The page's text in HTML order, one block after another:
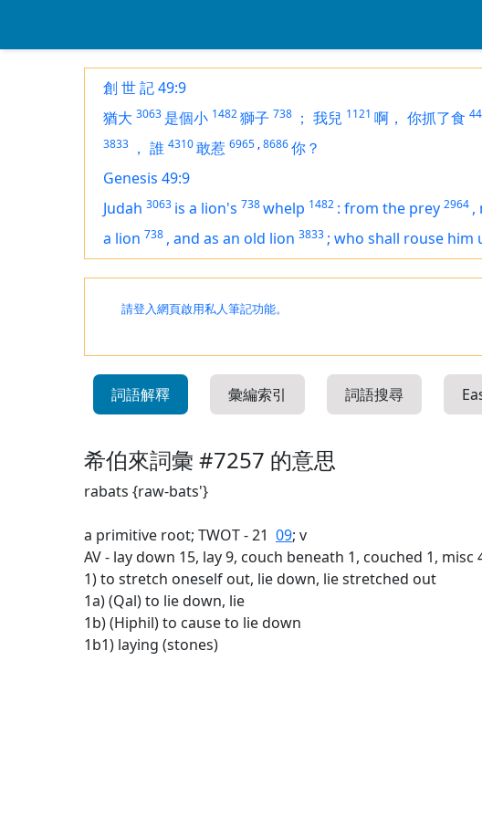
創 世 記 49:9
猶大 3063 是個小 1482獅子 738 ； 我兒 1121 啊， 你抓了食
3833 ， 誰 4310敢惹 6965 ,8686你？
Genesis 49:9
Judah 3063 is a lion's 738whelp 1482 : from the prey 2964 ,
a lion 738 , and as an old lion 3833 ; who shall rouse him
請登入網頁啟用私人筆記功能。
詞語解釋 彙編索引 詞語搜尋
希伯來詞彙 #7257 的意思
rabats {raw-bats'}
a primitive root; TWOT - 21 09; v
AV - lay down 15, lay 9, couch beneath 1, couched 1, misc
1) to stretch oneself out, lie down, lie stretched out
1a) (Qal) to lie down, lie
1b) (Hiphil) to cause to lie down
1b1) laying (stones)